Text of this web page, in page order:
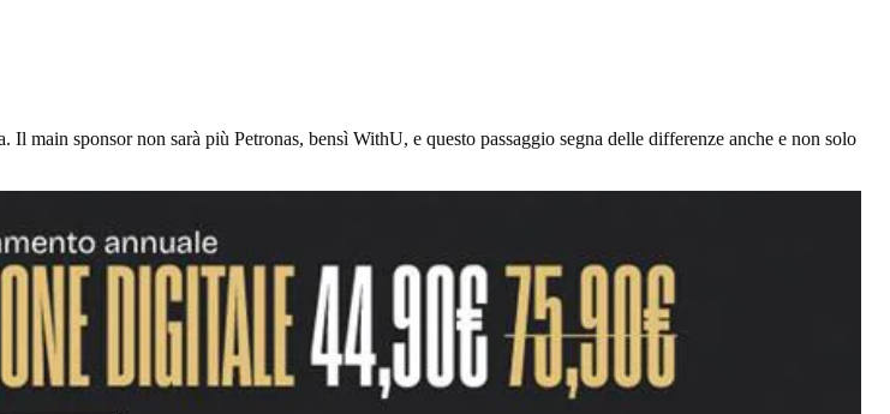
main sponsor non sarà più Petronas, bensì WithU, e questo passaggio segna delle differenze anche e non solo